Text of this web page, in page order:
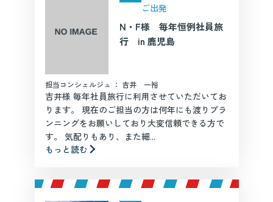
ご出発
N・F様 毎年恒例社員旅
行 in 鹿児島
担当コンシェルジュ ： 吉井 一裕
吉井様 毎年社員旅行に利用させていただいてお
ります。 現在のご担当の方は何年にも渡りプラ
ンニングをお願いしており大変信頼できる方で
す。 気配りもあり、また細...
もっと読む